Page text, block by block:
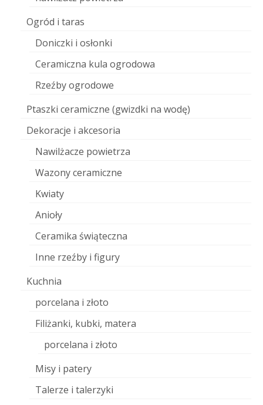
Ogród i taras
Doniczki i osłonki
Ceramiczna kula ogrodowa
Rzeźby ogrodowe
Ptaszki ceramiczne (gwizdki na wodę)
Dekoracje i akcesoria
Nawilżacze powietrza
Wazony ceramiczne
Kwiaty
Anioły
Ceramika świąteczna
Inne rzeźby i figury
Kuchnia
porcelana i złoto
Filiżanki, kubki, matera
porcelana i złoto
Misy i patery
Talerze i talerzyki